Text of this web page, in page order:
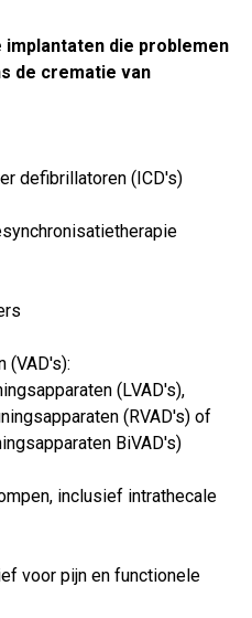
die problemen
de crematie van
defibrillatoren (ICD's)
(VAD's):
(LVAD's),
(RVAD's) of
BiVAD's)
inclusief intrathecale
voor pijn en functionele